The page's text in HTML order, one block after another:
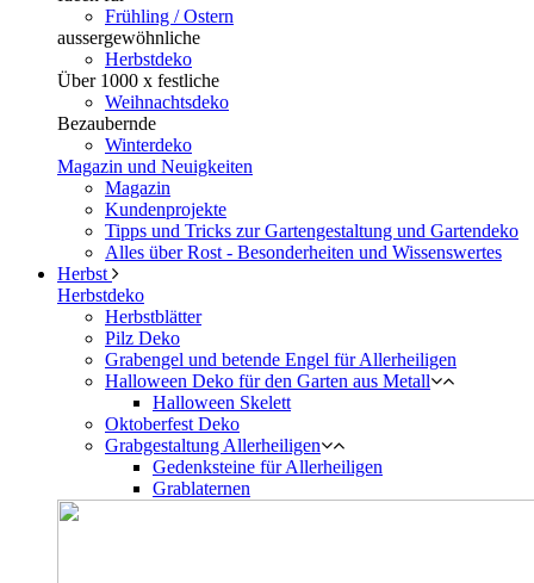
Frühling / Ostern
aussergewöhnliche
Herbstdeko
Über 1000 x festliche
Weihnachtsdeko
Bezaubernde
Winterdeko
Magazin und Neuigkeiten
Magazin
Kundenprojekte
Tipps und Tricks zur Gartengestaltung und Gartendeko
Alles über Rost - Besonderheiten und Wissenswertes
Herbst
Herbstdeko
Herbstblätter
Pilz Deko
Grabengel und betende Engel für Allerheiligen
Halloween Deko für den Garten aus Metall
Halloween Skelett
Oktoberfest Deko
Grabgestaltung Allerheiligen
Gedenksteine für Allerheiligen
Grablaternen